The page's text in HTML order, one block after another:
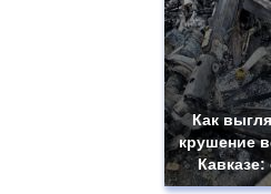
Как
крушение